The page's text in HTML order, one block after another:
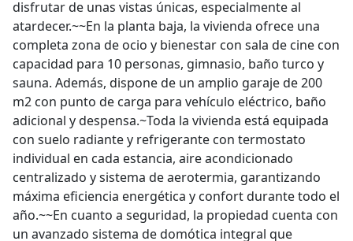
disfrutar de unas vistas únicas, especialmente al
atardecer.~~En la planta baja, la vivienda ofrece una
completa zona de ocio y bienestar con sala de cine con
capacidad para 10 personas, gimnasio, baño turco y
sauna. Además, dispone de un amplio garaje de 200
m2 con punto de carga para vehículo eléctrico, baño
adicional y despensa.~Toda la vivienda está equipada
con suelo radiante y refrigerante con termostato
individual en cada estancia, aire acondicionado
centralizado y sistema de aerotermia, garantizando
máxima eficiencia energética y confort durante todo el
año.~~En cuanto a seguridad, la propiedad cuenta con
un avanzado sistema de domótica integral que